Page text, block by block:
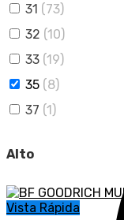
31 (73)
32 (10)
33 (19)
35 (8)
37 (1)
Alto
Vista Rápida